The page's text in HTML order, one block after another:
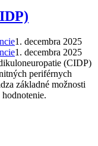
1. decembra 2025
1. decembra 2025
(CIDP)
periférnych
základné možnosti